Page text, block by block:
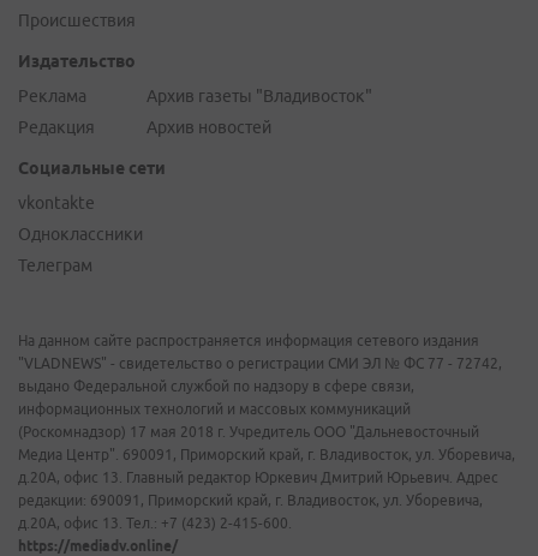
Происшествия
Издательство
Реклама
Редакция
Архив газеты "Владивосток"
Архив новостей
Социальные сети
vkontakte
Одноклассники
Телеграм
На данном сайте распространяется информация сетевого издания
"VLADNEWS" - свидетельство о регистрации СМИ ЭЛ № ФС 77 - 72742,
выдано Федеральной службой по надзору в сфере связи,
информационных технологий и массовых коммуникаций
(Роскомнадзор) 17 мая 2018 г. Учредитель ООО "Дальневосточный
Медиа Центр". 690091, Приморский край, г. Владивосток, ул. Уборевича,
д.20А, офис 13. Главный редактор Юркевич Дмитрий Юрьевич. Адрес
редакции: 690091, Приморский край, г. Владивосток, ул. Уборевича,
д.20А, офис 13. Тел.: +7 (423) 2-415-600.
https://mediadv.online/